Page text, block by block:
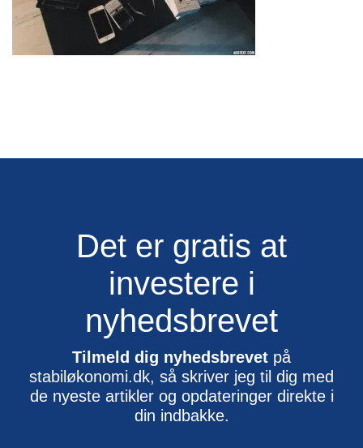
Det er gratis at
investere i
nyhedsbrevet
Tilmeld dig nyhedsbrevet på
stabiløkonomi.dk, så skriver jeg til dig med
de nyeste artikler og opdateringer direkte i
din indbakke.